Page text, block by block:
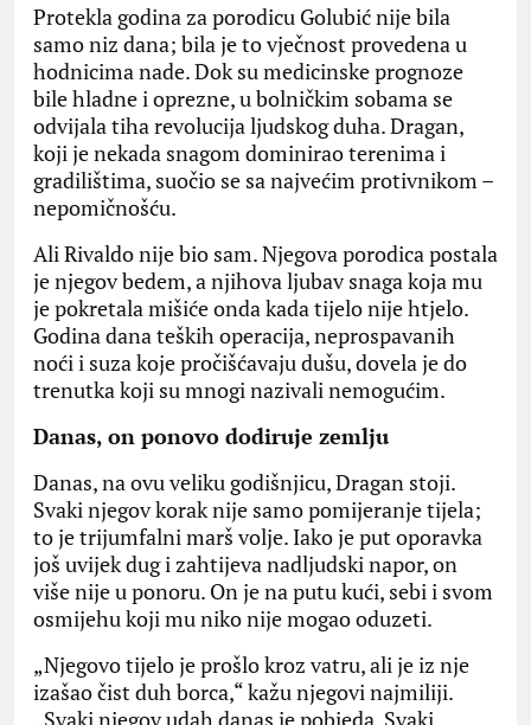
​Protekla godina za porodicu Golubić nije bila
samo niz dana; bila je to vječnost provedena u
hodnicima nade. Dok su medicinske prognoze
bile hladne i oprezne, u bolničkim sobama se
odvijala tiha revolucija ljudskog duha. Dragan,
koji je nekada snagom dominirao terenima i
gradilištima, suočio se sa najvećim protivnikom –
nepomičnošću.
​Ali Rivaldo nije bio sam. Njegova porodica postala
je njegov bedem, a njihova ljubav snaga koja mu
je pokretala mišiće onda kada tijelo nije htjelo.
Godina dana teških operacija, neprospavanih
noći i suza koje pročišćavaju dušu, dovela je do
trenutka koji su mnogi nazivali nemogućim.
​Danas, on ponovo dodiruje zemlju
​Danas, na ovu veliku godišnjicu, Dragan stoji.
Svaki njegov korak nije samo pomijeranje tijela;
to je trijumfalni marš volje. Iako je put oporavka
još uvijek dug i zahtijeva nadljudski napor, on
više nije u ponoru. On je na putu kući, sebi i svom
osmijehu koji mu niko nije mogao oduzeti.
​„Njegovo tijelo je prošlo kroz vatru, ali je iz nje
izašao čist duh borca,“ kažu njegovi najmiliji.
„Svaki njegov udah danas je pobjeda. Svaki